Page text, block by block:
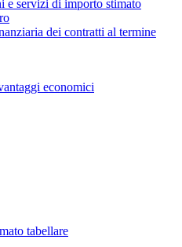
e servizi di importo stimato
dei contratti al termine
economici
tabellare